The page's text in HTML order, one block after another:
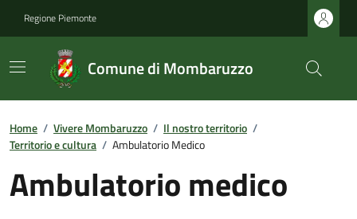
Regione Piemonte
Comune di Mombaruzzo
Home / Vivere Mombaruzzo / Il nostro territorio /
Territorio e cultura / Ambulatorio Medico
Ambulatorio medico